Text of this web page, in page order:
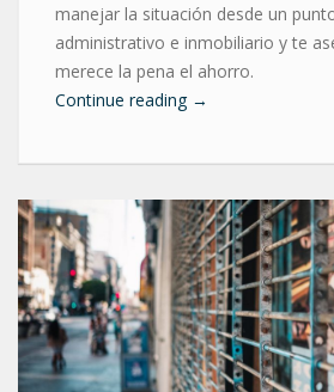
manejar la situación desde un
administrativo e inmobiliario y te
merece la pena el ahorro.
Continue reading →